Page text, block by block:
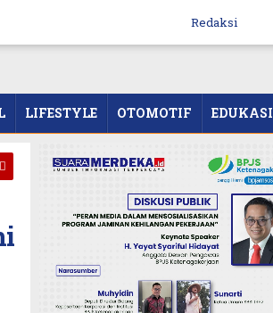
Redaksi
LIFESTYLE OTOMOTIF EDUKASI